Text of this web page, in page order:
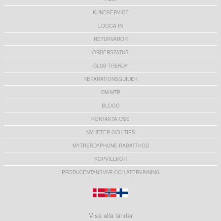
KUNDSERVICE
LOGGA IN
RETURVAROR
ORDERSTATUS
CLUB TRENDY
REPARATIONSGUIDER
OM MTP
BLOGG
KONTAKTA OSS
NYHETER OCH TIPS
MYTRENDYPHONE RABATTKOD
KÖPVILLKOR
PRODUCENTANSVAR OCH ÅTERVINNING
Visa alla länder